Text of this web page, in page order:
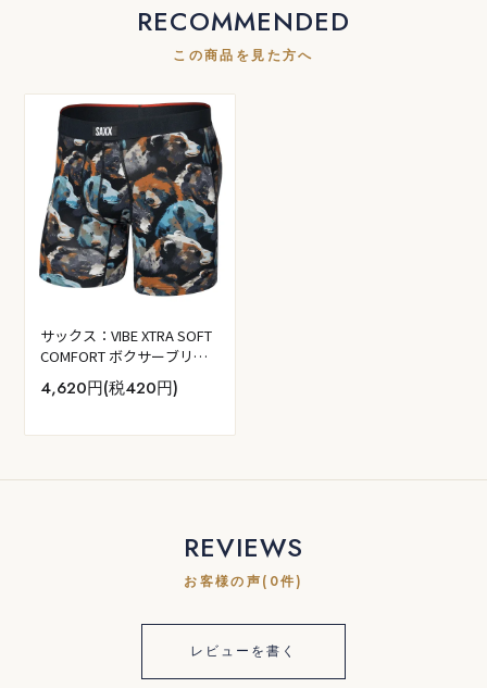
RECOMMENDED
この商品を見た方へ
サックス：VIBE XTRA SOFT
COMFORT ボクサーブリー
フ 前開き (ベアタスティッ
ク／ブラック)
4,620円(税420円)
REVIEWS
お客様の声(0件)
レビューを書く